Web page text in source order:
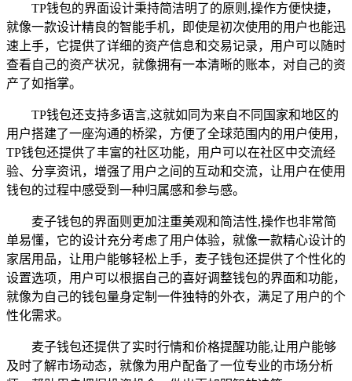
TP钱包的界面设计秉持简洁明了的原则,操作方便快捷，
就像一款设计精良的智能手机，即使是初次使用的用户也能迅
速上手，它提供了详细的资产信息和交易记录，用户可以随时
查看自己的资产状况，就像拥有一本清晰的账本，对自己的资
产了如指掌。
TP钱包还支持多语言,这就如同为来自不同国家和地区的
用户搭建了一座沟通的桥梁，方便了全球范围内的用户使用，
TP钱包还提供了丰富的社区功能，用户可以在社区中交流经
验、分享资讯，增强了用户之间的互动和交流，让用户在使用
钱包的过程中感受到一种归属感和参与感。
麦子钱包的界面则更加注重美观和简洁性,操作也非常简
单易懂，它的设计充分考虑了用户体验，就像一款精心设计的
家居用品，让用户能够轻松上手，麦子钱包还提供了个性化的
设置选项，用户可以根据自己的喜好调整钱包的界面和功能，
就像为自己的钱包量身定制一件独特的外衣，满足了用户的个
性化需求。
麦子钱包还提供了实时行情和价格提醒功能,让用户能够
及时了解市场动态，就像为用户配备了一位专业的市场分析